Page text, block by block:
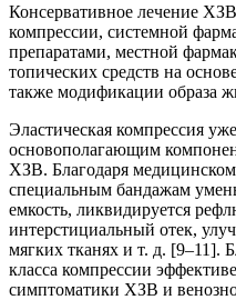
Консервативное лечение
компрессии, системной
препаратами, местной
топических средств на
также модификации образа
Эластическая компрессия
основополагающим
ХЗВ. Благодаря
специальным бандажам
емкость, ликвидируется
интерстициальный отек,
мягких тканях и т. д. [9–11].
класса компрессии
симптоматики ХЗВ и